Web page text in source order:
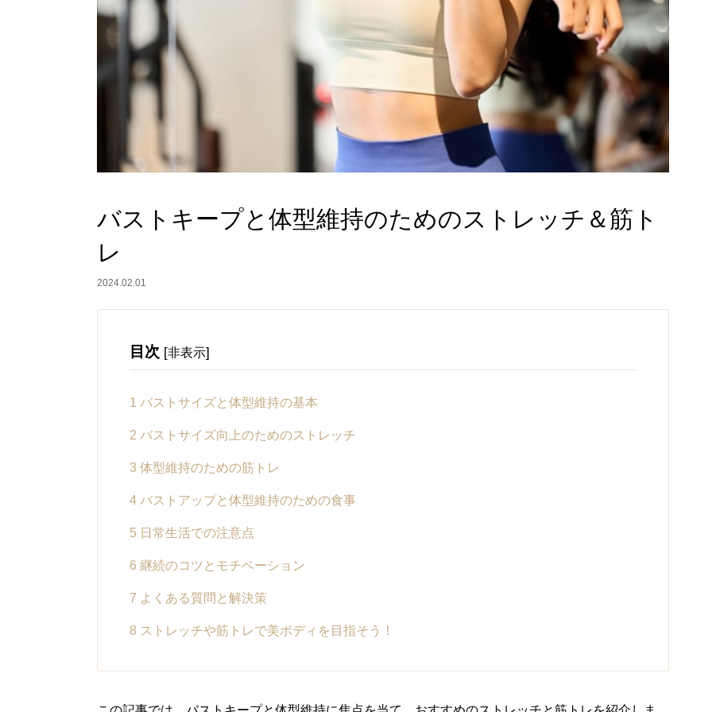
バストキープと体型維持のためのストレッチ＆筋ト
レ
2024.02.01
目次 [非表示]
1 バストサイズと体型維持の基本
2 バストサイズ向上のためのストレッチ
3 体型維持のための筋トレ
4 バストアップと体型維持のための食事
5 日常生活での注意点
6 継続のコツとモチベーション
7 よくある質問と解決策
8 ストレッチや筋トレで美ボディを目指そう！